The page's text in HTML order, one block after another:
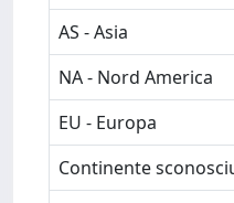
AS - Asia
NA - Nord America
EU - Europa
Continente